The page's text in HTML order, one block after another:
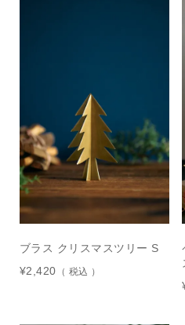
ブラス クリスマスツリー S
¥2,420 税込